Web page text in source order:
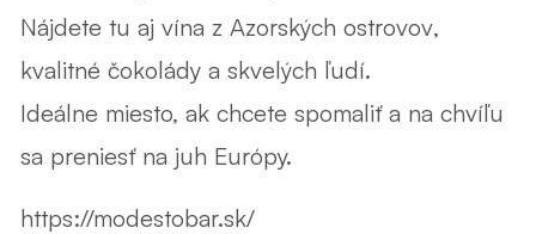
Nájdete tu aj vína z Azorských ostrovov,
kvalitné čokolády a skvelých ľudí.
Ideálne miesto, ak chcete spomaliť a na chvíľu
sa preniesť na juh Európy.
https://modestobar.sk/